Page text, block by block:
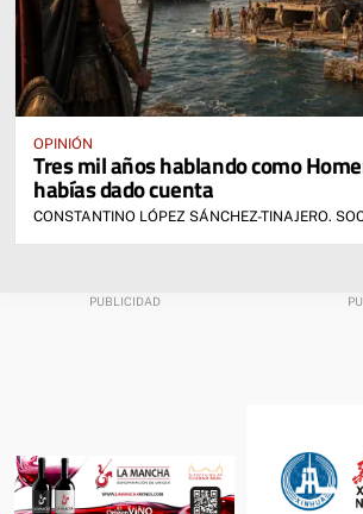
OPINIÓN
Tres mil años hablando como
habías dado cuenta